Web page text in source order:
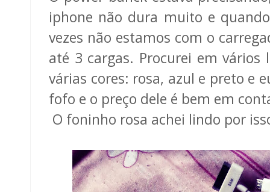
iphone não dura muito e
vezes não estamos com o
até 3 cargas. Procurei em
várias cores: rosa, azul e preto e
fofo e o preço dele é bem em
O foninho rosa achei lindo por